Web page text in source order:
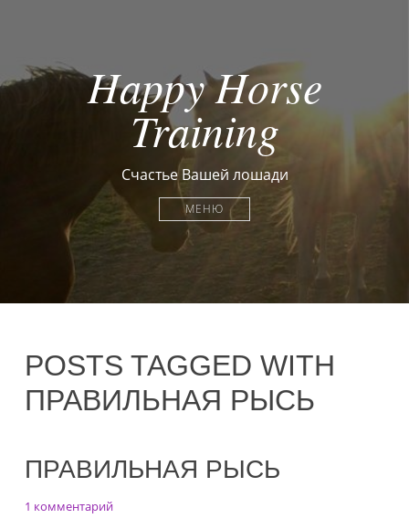
Happy Horse
Training
Счастье Вашей лошади
МЕНЮ
POSTS TAGGED WITH
ПРАВИЛЬНАЯ РЫСЬ
ПРАВИЛЬНАЯ РЫСЬ
1 комментарийк